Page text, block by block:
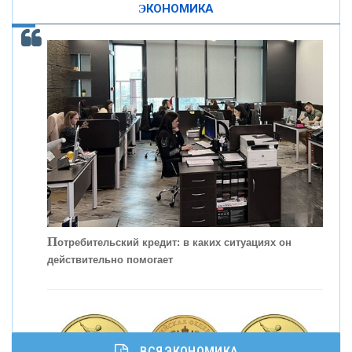
Скорость - один из главных трендов в
кредитовании бизнеса - «Интервью»
ЭКОНОМИКА
Потребительский кредит: в каких ситуациях он
действительно помогает